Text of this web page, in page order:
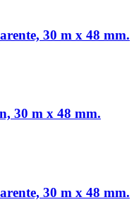
30 m x 48 mm.
30 m x 48 mm.
30 m x 48 mm.